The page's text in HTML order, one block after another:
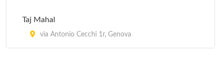
Taj Mahal
via Antonio Cecchi 1r, Genova